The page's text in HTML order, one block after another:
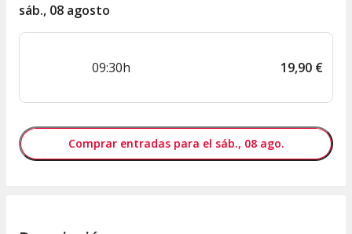
sáb., 08 agosto
09:30h 19,90 €
Comprar entradas para el sáb., 08 ago.